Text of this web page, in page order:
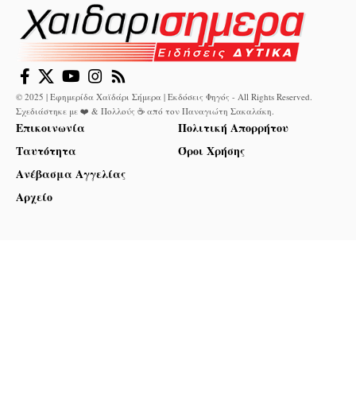
© 2025 | Εφημερίδα Χαϊδάρι Σήμερα | Εκδόσεις Φηγός - All Rights Reserved.
Σχεδιάστηκε με ❤️ & Πολλούς ☕ από τον Παναγιώτη Σακαλάκη.
Επικοινωνία
Ταυτότητα
Ανέβασμα Αγγελίας
Αρχείο
Πολιτική Απορρήτου
Όροι Χρήσης